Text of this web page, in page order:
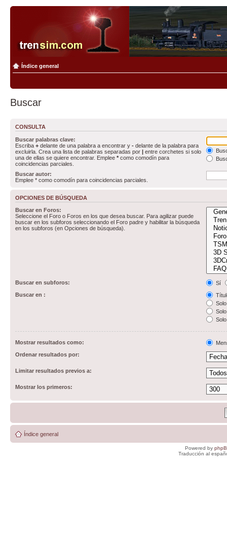
Índice general
Buscar
CONSULTA
Buscar palabras clave:
Escriba + delante de una palabra a encontrar y - delante de la palabra para
excluirla. Crea una lista de palabras separadas por | entre corchetes si solo
una de ellas se quiere encontrar. Emplee * como comodín para
coincidencias parciales.
Buscar autor:
Emplee * como comodín para coincidencias parciales.
OPCIONES DE BÚSQUEDA
Buscar en Foros:
Seleccione el Foro o Foros en los que desea buscar. Para agilizar puede
buscar en los subforos seleccionando el Foro padre y habilitar la búsqueda
en los subforos (en Opciones de búsqueda).
Buscar en subforos:
Sí
Buscar en :
Mostrar resultados como:
Ordenar resultados por:
Limitar resultados previos a:
Mostrar los primeros:
Índice general
Powered by
Traducción al